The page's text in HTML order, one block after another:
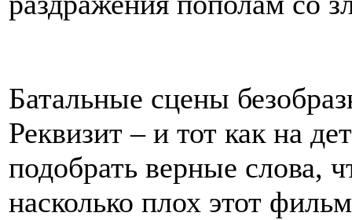
Батальные сцены
Реквизит – и тот как на
подобрать верные слова,
насколько плох этот